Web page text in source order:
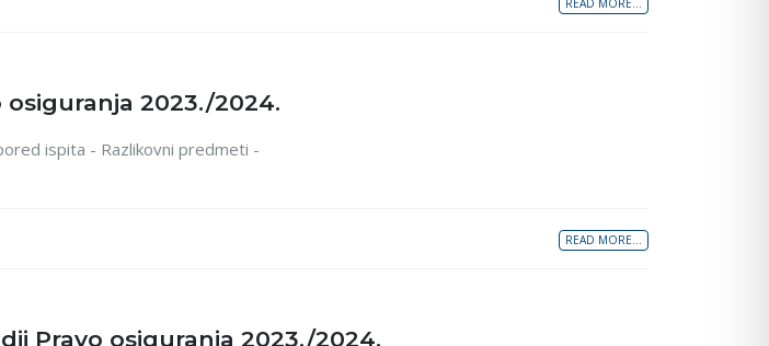
READ MORE...
2023./2024.
ispita - Razlikovni predmeti -
READ MORE...
Pravo osiguranja 2023./2024.